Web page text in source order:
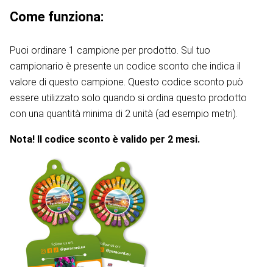
Come funziona:
Puoi ordinare 1 campione per prodotto. Sul tuo
campionario è presente un codice sconto che indica il
valore di questo campione. Questo codice sconto può
essere utilizzato solo quando si ordina questo prodotto
con una quantità minima di 2 unità (ad esempio metri).
Nota! Il codice sconto è valido per 2 mesi.